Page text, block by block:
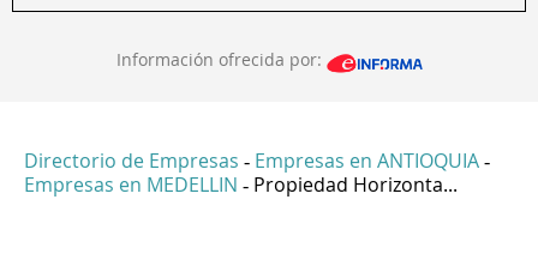
Información ofrecida por:
Directorio de Empresas - Empresas en ANTIOQUIA -
Empresas en MEDELLIN - Propiedad Horizonta...